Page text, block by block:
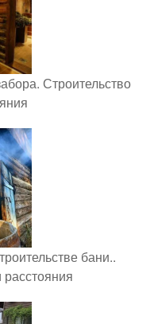
Строительство
бани..